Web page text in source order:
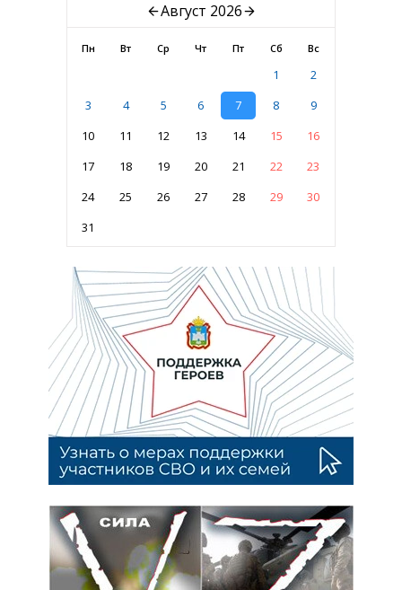
Август 2026
Пн Вт Ср Чт Пт Сб Вс
1
2
3
4 5 6 7 8
9
10
11 12 13 14 15
16
17
18 19 20 21 22
23
24
25 26 27 28 29
30
31